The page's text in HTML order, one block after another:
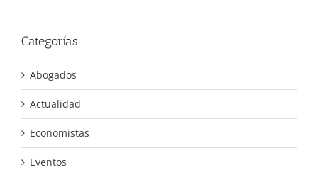
Categorías
Abogados
Actualidad
Economistas
Eventos